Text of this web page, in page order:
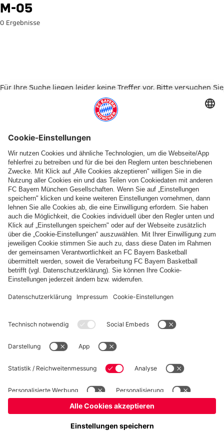
Suche: M-05
M-05
0 Ergebnisse
Für Ihre Suche liegen leider keine Treffer vor. Bitte versuchen Sie
Zur Startseite
Basketball Frauen Handball Schach Schiedsrichter
Seniorenfußball
Tischtennis
Impressum Datenschutz Nutzungsbedingungen Barrierefreiheit